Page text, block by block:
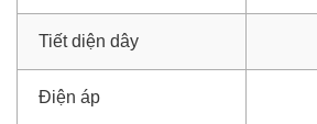
Tiết diện dây
Điện áp